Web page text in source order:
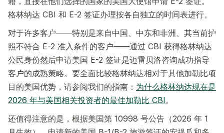
格林纳达 CBI 和 E-2 签证办理按各自独立的时间表进行。
对于许多客户——特别是来自中国、中东和非洲、其当前护
照不符合 E-2 准入条件的客户——通过 CBI 获得格林纳达
公民身份然后申请美国 E-2 签证是迈雷贝洛咨询成功指导
客户的成熟策略。要全面比较格林纳达相对于其他加勒比项
目的美国优势，请参阅我们的指南： 为什么格林纳达现在是
2026 年与美国相关投资者的最佳加勒比 CBI。
还值得注意的是，根据美国第 10998 号公告（2026 年 1